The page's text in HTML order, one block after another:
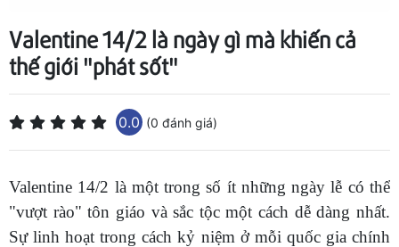
Valentine 14/2 là ngày gì mà khiến cả
thế giới "phát sốt"
0.0 (0 đánh giá)
Valentine 14/2 là một trong số ít những ngày lễ có thể
"vượt rào" tôn giáo và sắc tộc một cách dễ dàng nhất.
Sự linh hoạt trong cách kỷ niệm ở mỗi quốc gia chính